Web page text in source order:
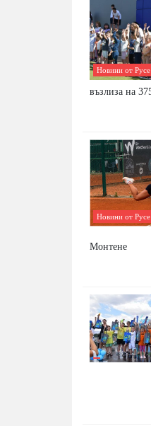
Новини от
възлиза на
Новини от
Монтене